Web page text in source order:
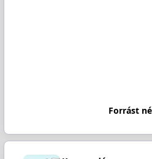
Forrást